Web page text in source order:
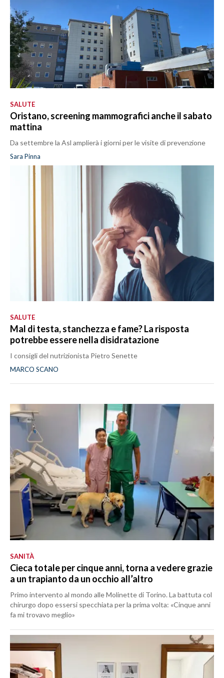
SALUTE
Oristano, screening mammografici anche il sabato
mattina
Da settembre la Asl amplierà i giorni per le visite di prevenzione
Sara Pinna
SALUTE
Mal di testa, stanchezza e fame? La risposta
potrebbe essere nella disidratazione
I consigli del nutrizionista Pietro Senette
MARCO SCANO
SANITÀ
Cieca totale per cinque anni, torna a vedere grazie
a un trapianto da un occhio all’altro
Primo intervento al mondo alle Molinette di Torino. La battuta col
chirurgo dopo essersi specchiata per la prima volta: «Cinque anni
fa mi trovavo meglio»